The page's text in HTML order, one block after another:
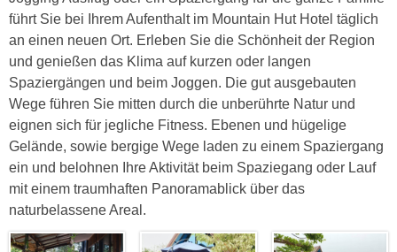
führt Sie bei Ihrem Aufenthalt im Mountain Hut Hotel täglich
an einen neuen Ort. Erleben Sie die Schönheit der Region
und genießen das Klima auf kurzen oder langen
Spaziergängen und beim Joggen. Die gut ausgebauten
Wege führen Sie mitten durch die unberührte Natur und
eignen sich für jegliche Fitness. Ebenen und hügelige
Gelände, sowie bergige Wege laden zu einem Spaziergang
ein und belohnen Ihre Aktivität beim Spaziegang oder Lauf
mit einem traumhaften Panoramablick über das
naturbelassene Areal.